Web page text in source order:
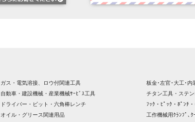
ガス・電気溶接、ロウ付関連工具
板金･左官･大工･内
自動車・建設機械・産業機械ｻｰﾋﾞｽ工具
チタン工具・ステ
ドライバー・ビット・六角棒レンチ
ﾌｯｸ・ﾋﾟｯｸ・ﾎﾟﾝﾁ
オイル・グリース関連用品
工作機械用ｸﾗﾝﾌﾟ､